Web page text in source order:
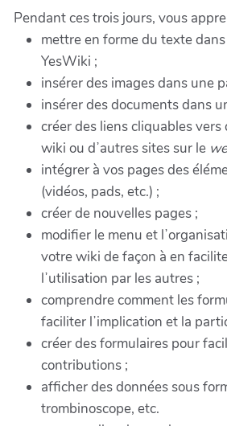
Pendant ces trois jours, vous
mettre en forme du texte
YesWiki ;
insérer des images dans une
insérer des documents dans
créer des liens cliquables vers
wiki ou dʼautres sites sur le
intégrer à vos pages des
(vidéos, pads, etc.) ;
créer de nouvelles pages ;
modifier le menu et
votre wiki de façon à en
lʼutilisation par les autres ;
comprendre comment les
faciliter lʼimplication et la
créer des formulaires pour
contributions ;
afficher des données sous
trombinoscope, etc.